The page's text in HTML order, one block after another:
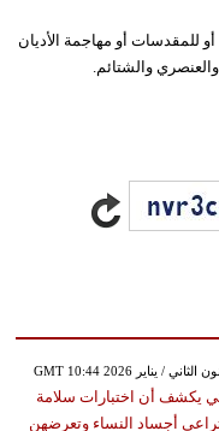
للمقدسات أو مهاجمة الأديان
والعنصري والشتائم.
يكشف أن اختبارات سلامة
تراعي أجساد النساء وتعرضهن